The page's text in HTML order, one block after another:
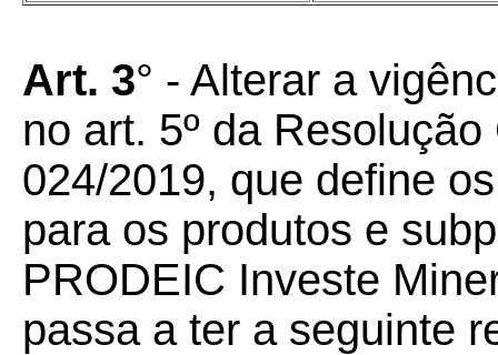
Art. 3° - Alterar a
no art. 5º da
024/2019, que define
para os produtos e
PRODEIC Investe
passa a ter a seguinte